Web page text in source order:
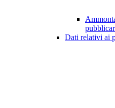
Dati relativi ai